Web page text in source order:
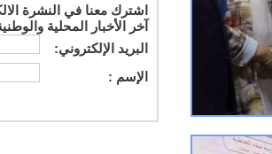
اشترك معنا في النشرة
آخر الأخبار المحلية والوطنية
البريد اﻹلكتروني:
اﻹسم :